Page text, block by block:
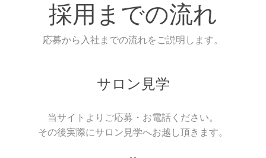
採用までの流れ
応募から入社までの流れをご説明します。
サロン見学
当サイトよりご応募・お電話ください。
その後実際にサロン見学へお越し頂きます。